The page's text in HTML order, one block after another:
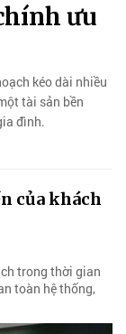
ưu
kéo dài nhiều
tài sản bền
đình.
của khách
trong thời gian
toàn hệ thống,